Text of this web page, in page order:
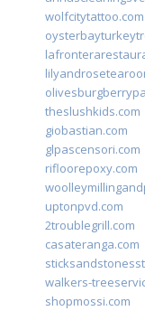
wolfcitytattoo.com
theslushkids.com
giobastian.com
glpascensori.com
rifloorepoxy.com
uptonpvd.com
2troublegrill.com
casateranga.com
walkers-
shopmossi.com